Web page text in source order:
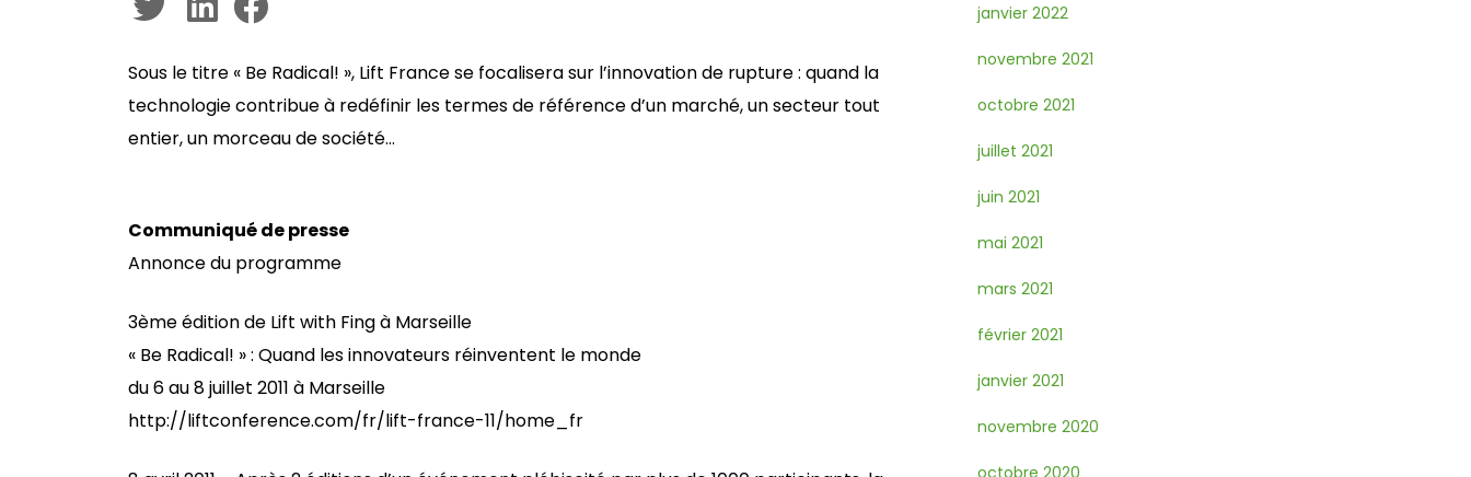
Sous le titre « Be Radical! », Lift France se focalisera sur l’innovation de rupture : quand la
technologie contribue à redéfinir les termes de référence d’un marché, un secteur tout
entier, un morceau de société…
Communiqué de presse
Annonce du programme
3ème édition de Lift with Fing à Marseille
« Be Radical! » : Quand les innovateurs réinventent le monde
du 6 au 8 juillet 2011 à Marseille
http://liftconference.com/fr/lift-france-11/home_fr
janvier 2022
novembre 2021
octobre 2021
juillet 2021
juin 2021
mai 2021
mars 2021
février 2021
janvier 2021
novembre 2020